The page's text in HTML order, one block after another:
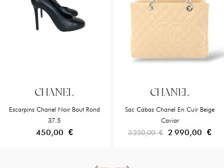
CHANEL
Escarpins Chanel Noir Bout Rond
37.5
450,00 €
CHANEL
Sac Cabas Chanel En Cuir Beige
Caviar
2 990,00 €
3 250,00 €